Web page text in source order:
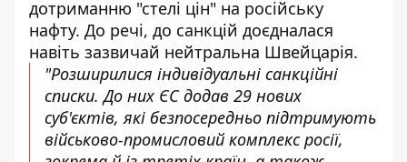
дотриманню "стелі цін" на російську
нафту. До речі, до санкцій доєдналася
навіть зазвичай нейтральна Швейцарія.
"Розширилися індивідуальні санкційні
списки. До них ЄС додав 29 нових
суб'єктів, які безпосередньо підтримують
військово-промисловий комплекс росії,